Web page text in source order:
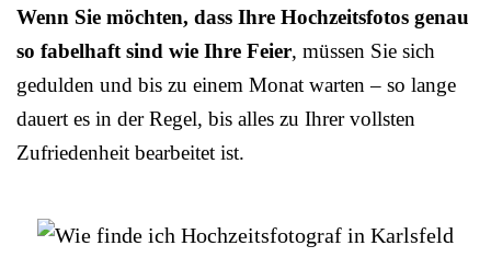
Wenn Sie möchten, dass Ihre Hochzeitsfotos genau
so fabelhaft sind wie Ihre Feier, müssen Sie sich
gedulden und bis zu einem Monat warten – so lange
dauert es in der Regel, bis alles zu Ihrer vollsten
Zufriedenheit bearbeitet ist.